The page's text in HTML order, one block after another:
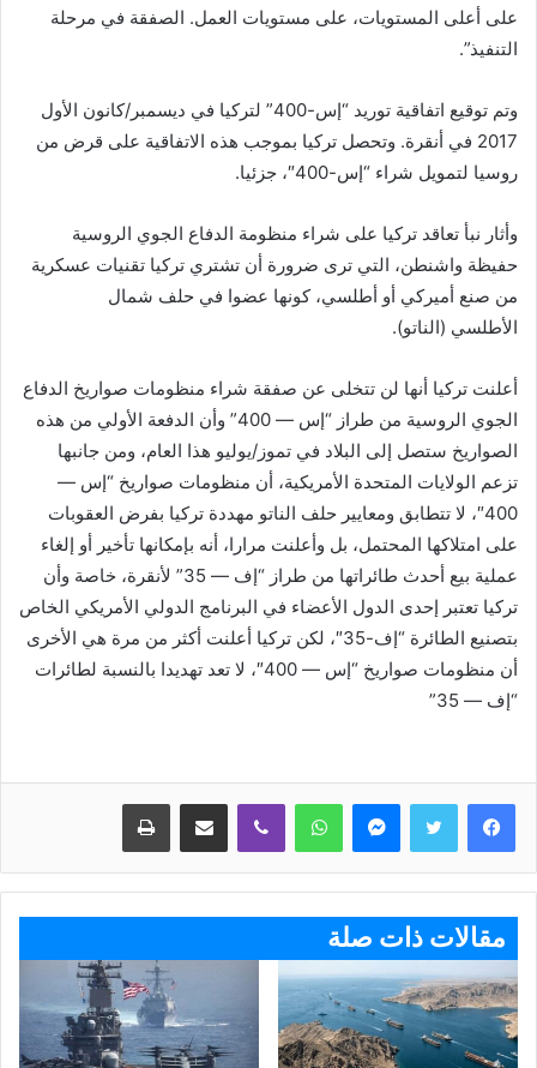
على أعلى المستويات، على مستويات العمل. الصفقة في مرحلة
التنفيذ”.
وتم توقيع اتفاقية توريد “إس-400” لتركيا في ديسمبر/كانون الأول
2017 في أنقرة. وتحصل تركيا بموجب هذه الاتفاقية على قرض من
روسيا لتمويل شراء “إس-400″، جزئيا.
وأثار نبأ تعاقد تركيا على شراء منظومة الدفاع الجوي الروسية
حفيظة واشنطن، التي ترى ضرورة أن تشتري تركيا تقنيات عسكرية
من صنع أميركي أو أطلسي، كونها عضوا في حلف شمال
الأطلسي (الناتو).
أعلنت تركيا أنها لن تتخلى عن صفقة شراء منظومات صواريخ الدفاع
الجوي الروسية من طراز “إس — 400” وأن الدفعة الأولي من هذه
الصواريخ ستصل إلى البلاد في تموز/يوليو هذا العام، ومن جانبها
تزعم الولايات المتحدة الأمريكية، أن منظومات صواريخ “إس —
400″، لا تتطابق ومعايير حلف الناتو مهددة تركيا بفرض العقوبات
على امتلاكها المحتمل، بل وأعلنت مرارا، أنه بإمكانها تأخير أو إلغاء
عملية بيع أحدث طائراتها من طراز “إف — 35” لأنقرة، خاصة وأن
تركيا تعتبر إحدى الدول الأعضاء في البرنامج الدولي الأمريكي الخاص
بتصنيع الطائرة “إف-35″، لكن تركيا أعلنت أكثر من مرة هي الأخرى
أن منظومات صواريخ “إس — 400″، لا تعد تهديدا بالنسبة لطائرات
“إف — 35”
ماسنجر واتساب ڤايبر مشاركة عبر البريد طباعة
مقالات ذات صلة